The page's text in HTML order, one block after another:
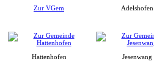
Zur VGem Adelshofen
Hattenhofen Jesenwang